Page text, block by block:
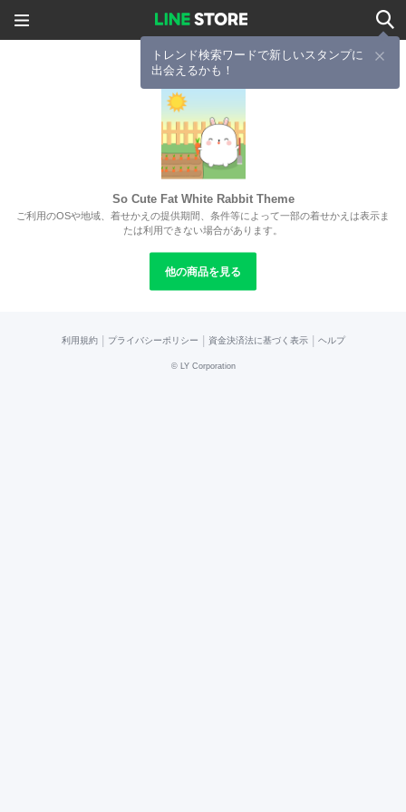
トレンド検索ワードで新しいスタンプに
出会えるかも！
So Cute Fat White Rabbit Theme
ご利用のOSや地域、着せかえの提供期間、条件等によって一部の着せかえは表示ま
たは利用できない場合があります。
他の商品を見る
利用規約 プライバシーポリシー 資金決済法に基づく表示 ヘルプ
© LY Corporation